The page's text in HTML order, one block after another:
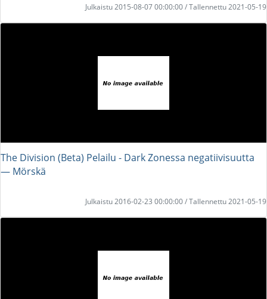
Julkaistu 2015-08-07 00:00:00 / Tallennettu 2021-05-19
The Division (Beta) Pelailu - Dark Zonessa negatiivisuutta
― Mörskä
Julkaistu 2016-02-23 00:00:00 / Tallennettu 2021-05-19